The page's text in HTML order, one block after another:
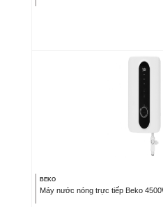
BEKO
Máy nước nóng trực tiếp Beko